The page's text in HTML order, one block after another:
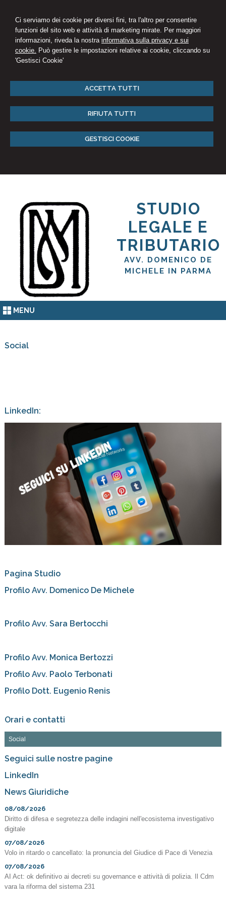
Ci serviamo dei cookie per diversi fini, tra l'altro per consentire
funzioni del sito web e attività di marketing mirate. Per maggiori
informazioni, riveda la nostra informativa sulla privacy e sui
cookie. Può gestire le impostazioni relative ai cookie, cliccando su
'Gestisci Cookie'
ACCETTA TUTTI
RIFIUTA TUTTI
GESTISCI COOKIE
STUDIO
LEGALE E
TRIBUTARIO
AVV. DOMENICO DE
MICHELE IN PARMA
MENU
Social
LinkedIn:
Pagina Studio
Profilo Avv. Domenico De Michele
Profilo Avv. Sara Bertocchi
Profilo Avv. Monica Bertozzi
Profilo Avv. Paolo Terbonati
Profilo Dott. Eugenio Renis
Orari e contatti
Social
Seguici sulle nostre pagine
LinkedIn
News Giuridiche
08/08/2026
Diritto di difesa e segretezza delle indagini nell'ecosistema investigativo
digitale
07/08/2026
Volo in ritardo o cancellato: la pronuncia del Giudice di Pace di Venezia
07/08/2026
AI Act: ok definitivo ai decreti su governance e attività di polizia. Il Cdm
vara la riforma del sistema 231